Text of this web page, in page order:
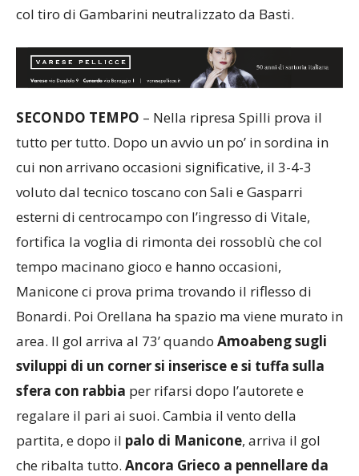
col tiro di Gambarini neutralizzato da Basti.
SECONDO TEMPO – Nella ripresa Spilli prova il
tutto per tutto. Dopo un avvio un po’ in sordina in
cui non arrivano occasioni significative, il 3-4-3
voluto dal tecnico toscano con Sali e Gasparri
esterni di centrocampo con l’ingresso di Vitale,
fortifica la voglia di rimonta dei rossoblù che col
tempo macinano gioco e hanno occasioni,
Manicone ci prova prima trovando il riflesso di
Bonardi. Poi Orellana ha spazio ma viene murato in
area. Il gol arriva al 73’ quando Amoabeng sugli
sviluppi di un corner si inserisce e si tuffa sulla
sfera con rabbia per rifarsi dopo l’autorete e
regalare il pari ai suoi. Cambia il vento della
partita, e dopo il palo di Manicone, arriva il gol
che ribalta tutto. Ancora Grieco a pennellare da